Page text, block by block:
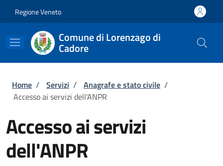
Regione Veneto
Comune di Lorenzago di
Cadore
Briciole di pane
Home / Servizi / Anagrafe e stato civile /
Accesso ai servizi dell'ANPR
Accesso ai servizi
dell'ANPR